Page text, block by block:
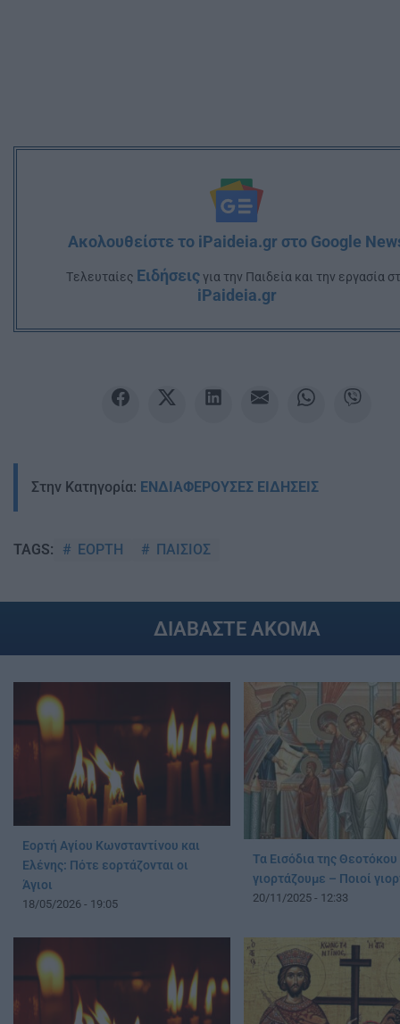
Ακολουθείστε το iPaideia.gr στο Google
Tελευταίες Ειδήσειςγια την Παιδεία και την εργασία
iPaideia.gr
Στην Κατηγορία: ΕΝΔΙΑΦΕΡΟΥΣΕΣ ΕΙΔΗΣΕΙΣ
TAGS: ΕΟΡΤΗ ΠΑΙΣΙΟΣ
ΔΙΑΒΑΣΤΕ ΑΚΟΜΑ
Εορτή Αγίου Κωνσταντίνου και
Ελένης: Πότε εορτάζονται οι
Άγιοι
18/05/2026 - 19:05
Τα Εισόδια της Θεοτόκου
γιορτάζουμε – Ποιοί
20/11/2025 - 12:33